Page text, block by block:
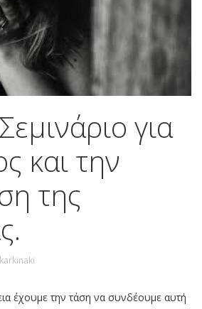
για
και την
της
karkinaki
έχουμε την τάση να συνδέουμε αυτή